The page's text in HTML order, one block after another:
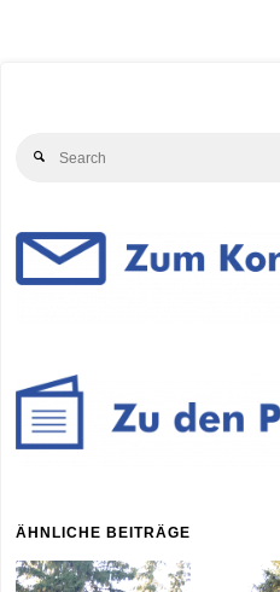
Search
ÄHNLICHE BEITRÄGE